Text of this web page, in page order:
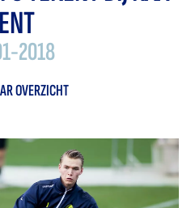
2018
OVERZICHT